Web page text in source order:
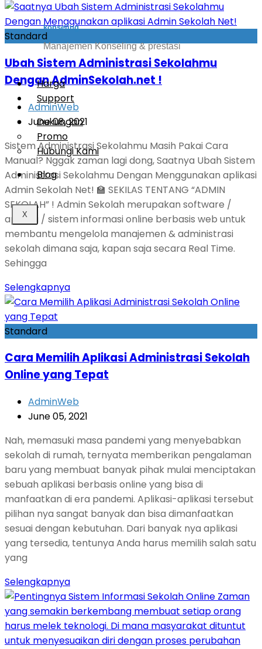
konseling
Manajemen Konseling & prestasi
Harga
Support
Dukungan
Promo
Hubungi Kami
Blog
X
Standard
Ubah Sistem Administrasi Sekolahmu
Dengan AdminSekolah.net !
AdminWeb
June 08, 2021
Sistem Administrasi Sekolahmu Masih Pakai Cara
Manual? Nggak zaman lagi dong, Saatnya Ubah Sistem
Administrasi Sekolahmu Dengan Menggunakan aplikasi
Admin Sekolah Net! 🏫 SEKILAS TENTANG “ADMIN
SEKOLAH” ! Admin Sekolah merupakan software /
aplikasi / sistem informasi online berbasis web untuk
membantu mengelola manajemen & administrasi
sekolah dimana saja, kapan saja secara Real Time.
Sehingga
Selengkapnya
Standard
Cara Memilih Aplikasi Administrasi Sekolah
Online yang Tepat
AdminWeb
June 05, 2021
Nah, memasuki masa pandemi yang menyebabkan
sekolah di rumah, ternyata memberikan pengalaman
baru yang membuat banyak pihak mulai menciptakan
sebuah aplikasi berbasis online yang bisa di
manfaatkan di era pandemi. Aplikasi-aplikasi tersebut
pilihan nya sangat banyak dan bisa dimanfaatkan
sesuai dengan kebutuhan. Dari banyak nya aplikasi
yang tersedia, tentunya Anda harus memilih salah satu
yang
Selengkapnya